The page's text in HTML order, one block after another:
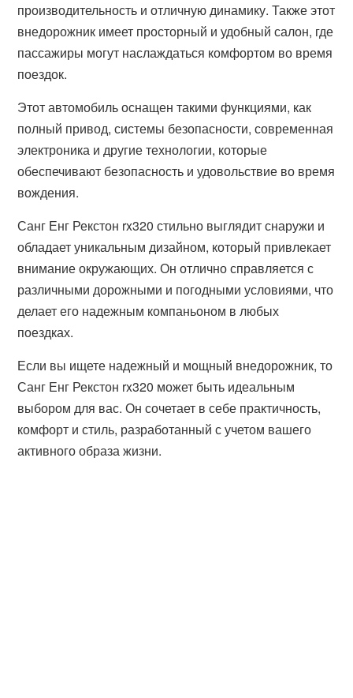
производительность и отличную динамику. Также этот
внедорожник имеет просторный и удобный салон, где
пассажиры могут наслаждаться комфортом во время
поездок.
Этот автомобиль оснащен такими функциями, как
полный привод, системы безопасности, современная
электроника и другие технологии, которые
обеспечивают безопасность и удовольствие во время
вождения.
Санг Енг Рекстон rx320 стильно выглядит снаружи и
обладает уникальным дизайном, который привлекает
внимание окружающих. Он отлично справляется с
различными дорожными и погодными условиями, что
делает его надежным компаньоном в любых
поездках.
Если вы ищете надежный и мощный внедорожник, то
Санг Енг Рекстон rx320 может быть идеальным
выбором для вас. Он сочетает в себе практичность,
комфорт и стиль, разработанный с учетом вашего
активного образа жизни.